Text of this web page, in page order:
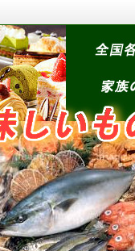
ットスー
せ